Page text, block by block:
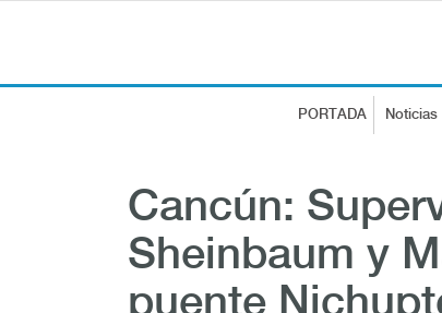
PORTADA Noticias
Cancún:
Sheinbaum y